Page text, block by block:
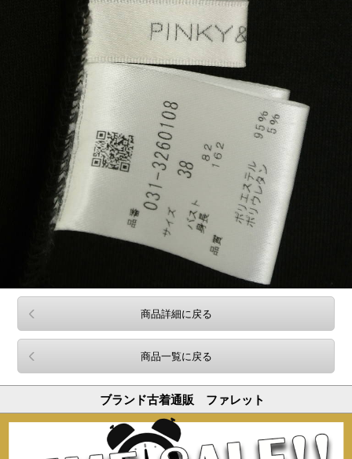
商品詳細に戻る
商品一覧に戻る
ブランド古着通販 ファレット